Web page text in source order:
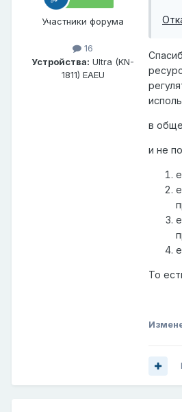
Участники форума
16
Устройства: Ultra (KN-
1811) EAEU
в
и не
То